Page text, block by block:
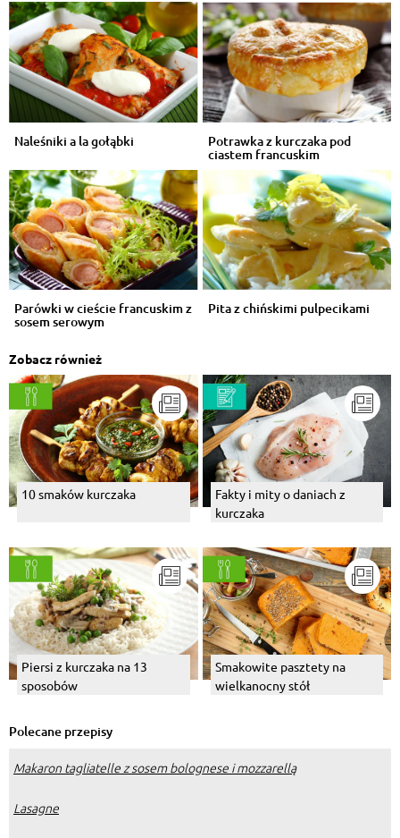
Naleśniki a la gołąbki Potrawka z kurczaka pod
ciastem francuskim
Parówki w cieście francuskim z
sosem serowym
Pita z chińskimi pulpecikami
Zobacz również
10 smaków kurczaka
Fakty i mity o daniach z
kurczaka
Piersi z kurczaka na 13
sposobów
Smakowite pasztety na
wielkanocny stół
Polecane przepisy
Makaron tagliatelle z sosem bolognese i mozzarellą
Lasagne